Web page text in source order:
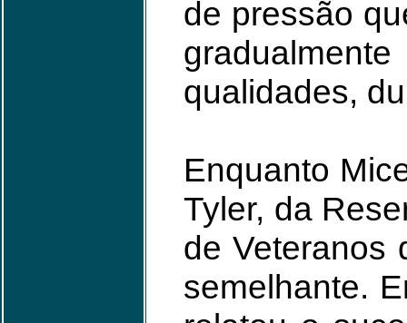
de pressão
qualidades,
Enquanto
Tyler, da
de Veteranos
semelhante.